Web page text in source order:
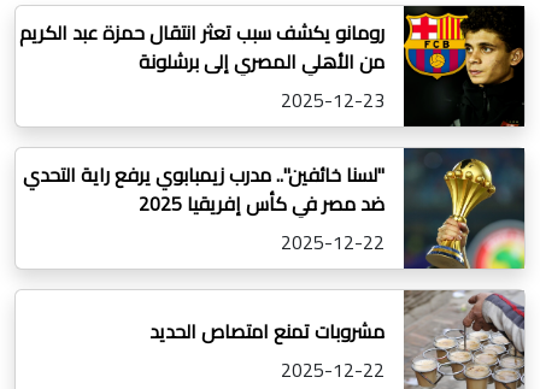
رومانو يكشف سبب تعثر انتقال حمزة عبد الكريم
من الأهلي المصري إلى برشلونة
2025-12-23
"لسنا خائفين".. مدرب زيمبابوي يرفع راية التحدي
ضد مصر في كأس إفريقيا 2025
2025-12-22
مشروبات تمنع امتصاص الحديد
2025-12-22